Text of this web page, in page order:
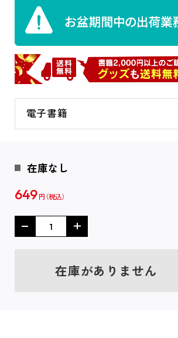
電子書籍
在庫なし
649 円
在庫がありません